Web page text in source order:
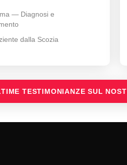
— Diagnosi e
dalla Scozia
TESTIMONIANZE SUL